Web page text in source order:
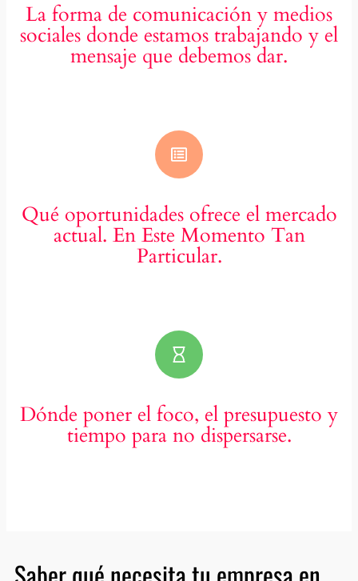
La forma de comunicación y medios
sociales donde estamos trabajando y el
mensaje que debemos dar.
Qué oportunidades ofrece el mercado
actual. En Este Momento Tan
Particular.
Dónde poner el foco, el presupuesto y
tiempo para no dispersarse.